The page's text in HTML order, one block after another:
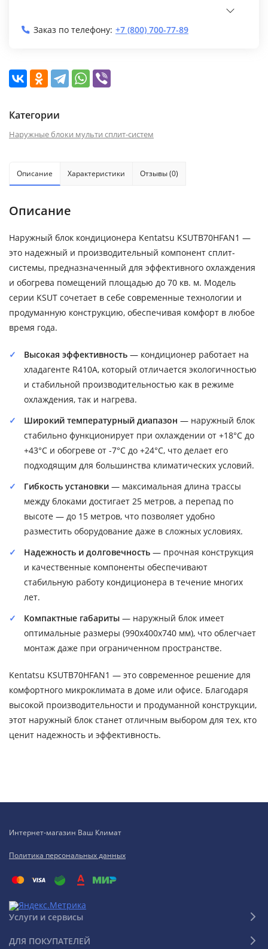
Заказ по телефону: +7 (800) 700-77-89
Категории
Наружные блоки мульти сплит-систем
Описание Характеристики Отзывы (0)
Описание
Наружный блок кондиционера Kentatsu KSUTB70HFAN1 —
это надежный и производительный компонент сплит-
системы, предназначенный для эффективного охлаждения
и обогрева помещений площадью до 70 кв. м. Модель
серии KSUT сочетает в себе современные технологии и
продуманную конструкцию, обеспечивая комфорт в любое
время года.
Высокая эффективность — кондиционер работает на
хладагенте R410A, который отличается экологичностью
и стабильной производительностью как в режиме
охлаждения, так и нагрева.
Широкий температурный диапазон — наружный блок
стабильно функционирует при охлаждении от +18°C до
+43°C и обогреве от -7°C до +24°C, что делает его
подходящим для большинства климатических условий.
Гибкость установки — максимальная длина трассы
между блоками достигает 25 метров, а перепад по
высоте — до 15 метров, что позволяет удобно
разместить оборудование даже в сложных условиях.
Надежность и долговечность — прочная конструкция
и качественные компоненты обеспечивают
стабильную работу кондиционера в течение многих
лет.
Компактные габариты — наружный блок имеет
оптимальные размеры (990x400x740 мм), что облегчает
монтаж даже при ограниченном пространстве.
Kentatsu KSUTB70HFAN1 — это современное решение для
комфортного микроклимата в доме или офисе. Благодаря
высокой производительности и продуманной конструкции,
этот наружный блок станет отличным выбором для тех, кто
ценит надежность и эффективность.
Интернет-магазин Ваш Климат
Политика персональных данных
Услуги и сервисы
ДЛЯ ПОКУПАТЕЛЕЙ